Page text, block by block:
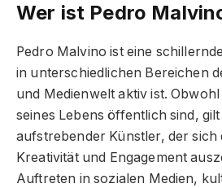
Wer ist Pedro
Pedro Malvino ist eine
in unterschiedlichen Bereichen
und Medienwelt aktiv ist.
seines Lebens öffentlich sind,
aufstrebender Künstler, der
Kreativität und Engagement
Auftreten in sozialen Medien,